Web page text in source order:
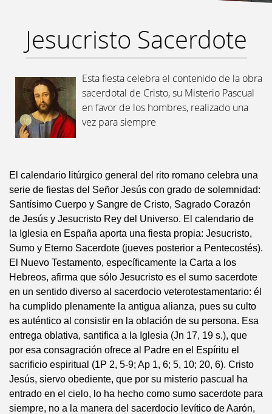
Jesucristo Sacerdote
Esta fiesta celebra el contenido de la obra
sacerdotal de Cristo, su Misterio Pascual
en favor de los hombres, realizado una
vez para siempre
El calendario litúrgico general del rito romano celebra una
serie de fiestas del Señor Jesús con grado de solemnidad:
Santísimo Cuerpo y Sangre de Cristo, Sagrado Corazón
de Jesús y Jesucristo Rey del Universo. El calendario de
la Iglesia en España aporta una fiesta propia: Jesucristo,
Sumo y Eterno Sacerdote (jueves posterior a Pentecostés).
El Nuevo Testamento, específicamente la Carta a los
Hebreos, afirma que sólo Jesucristo es el sumo sacerdote
en un sentido diverso al sacerdocio veterotestamentario: él
ha cumplido plenamente la antigua alianza, pues su culto
es auténtico al consistir en la oblación de su persona. Esa
entrega oblativa, santifica a la Iglesia (Jn 17, 19 s.), que
por esa consagración ofrece al Padre en el Espíritu el
sacrificio espiritual (1P 2, 5-9; Ap 1, 6; 5, 10; 20, 6). Cristo
Jesús, siervo obediente, que por su misterio pascual ha
entrado en el cielo, lo ha hecho como sumo sacerdote para
siempre, no a la manera del sacerdocio levítico de Aarón,